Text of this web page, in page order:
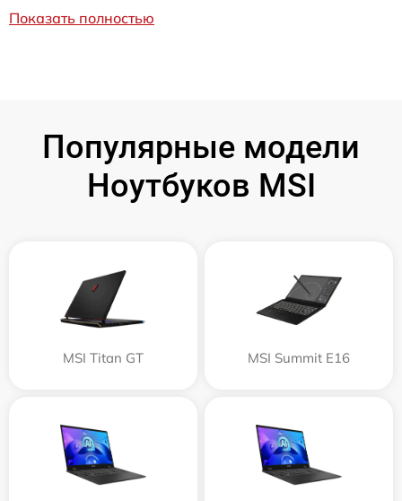
Показать полностью
Популярные модели
Ноутбуков MSI
MSI Titan GT MSI Summit E16